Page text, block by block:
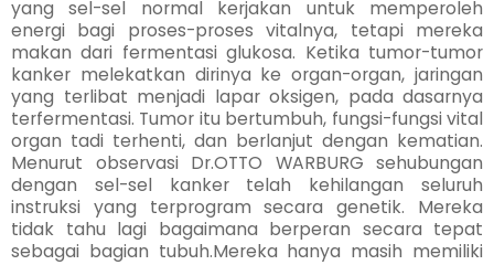
yang sel-sel normal kerjakan untuk memperoleh
energi bagi proses-proses vitalnya, tetapi mereka
makan dari fermentasi glukosa. Ketika tumor-tumor
kanker melekatkan dirinya ke organ-organ, jaringan
yang terlibat menjadi lapar oksigen, pada dasarnya
terfermentasi. Tumor itu bertumbuh, fungsi-fungsi vital
organ tadi terhenti, dan berlanjut dengan kematian.
Menurut observasi Dr.OTTO WARBURG sehubungan
dengan sel-sel kanker telah kehilangan seluruh
instruksi yang terprogram secara genetik. Mereka
tidak tahu lagi bagaimana berperan secara tepat
sebagai bagian tubuh.Mereka hanya masih memiliki